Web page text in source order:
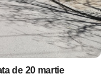
de 20 martie